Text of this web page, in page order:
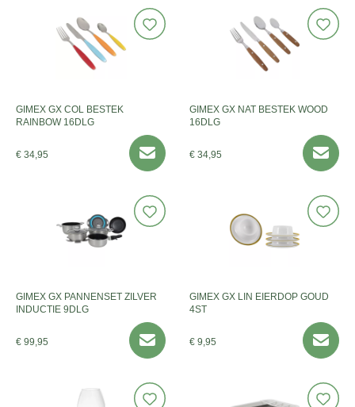
GIMEX GX COL BESTEK
RAINBOW 16DLG
€ 34,95
GIMEX GX NAT BESTEK WOOD
16DLG
€ 34,95
GIMEX GX PANNENSET ZILVER
INDUCTIE 9DLG
€ 99,95
GIMEX GX LIN EIERDOP GOUD
4ST
€ 9,95